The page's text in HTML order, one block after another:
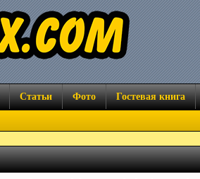
Статьи Фото Гостевая книга